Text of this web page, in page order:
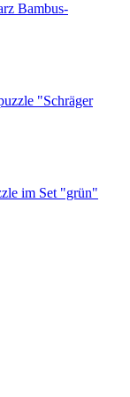
Bambus-
"Schräger
im Set "grün"